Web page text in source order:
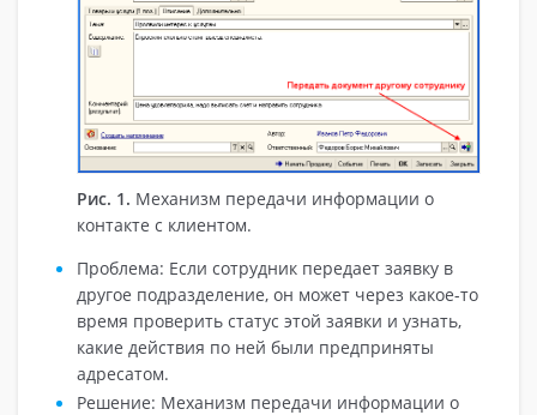
Рис. 1. Механизм передачи информации о
контакте с клиентом.
Проблема: Если сотрудник передает заявку в
другое подразделение, он может через какое-то
время проверить статус этой заявки и узнать,
какие действия по ней были предприняты
адресатом.
Решение: Механизм передачи информации о